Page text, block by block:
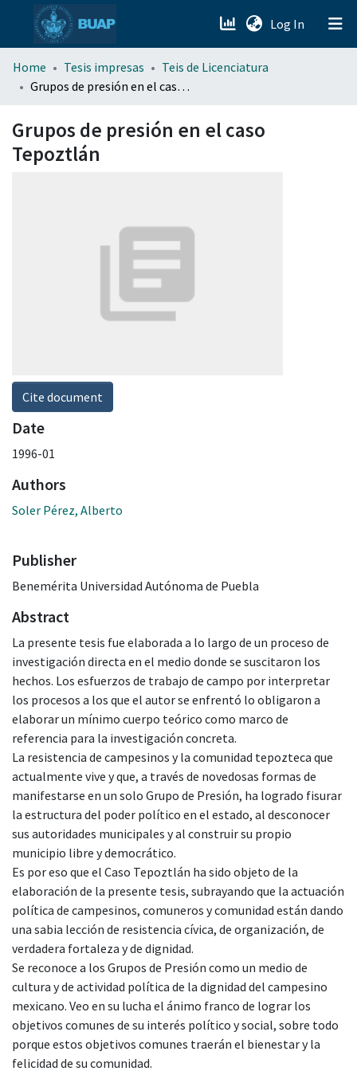
Log In (current)
menu.section.about_menu
Home Tesis impresas
Teis de Licenciatura
Grupos de presión en el caso Tepoztlán
Grupos de presión en el caso
Tepoztlán
Cite document
Date
1996-01
Authors
Soler Pérez, Alberto
Publisher
Benemérita Universidad Autónoma de Puebla
Abstract
La presente tesis fue elaborada a lo largo de un proceso de
investigación directa en el medio donde se suscitaron los
hechos. Los esfuerzos de trabajo de campo por interpretar
los procesos a los que el autor se enfrentó lo obligaron a
elaborar un mínimo cuerpo teórico como marco de
referencia para la investigación concreta.
La resistencia de campesinos y la comunidad tepozteca que
actualmente vive y que, a través de novedosas formas de
manifestarse en un solo Grupo de Presión, ha logrado fisurar
la estructura del poder político en el estado, al desconocer
sus autoridades municipales y al construir su propio
municipio libre y democrático.
Es por eso que el Caso Tepoztlán ha sido objeto de la
elaboración de la presente tesis, subrayando que la actuación
política de campesinos, comuneros y comunidad están dando
una sabia lección de resistencia cívica, de organización, de
verdadera fortaleza y de dignidad.
Se reconoce a los Grupos de Presión como un medio de
cultura y de actividad política de la dignidad del campesino
mexicano. Veo en su lucha el ánimo franco de lograr los
objetivos comunes de su interés político y social, sobre todo
porque estos objetivos comunes traerán el bienestar y la
felicidad de su comunidad.